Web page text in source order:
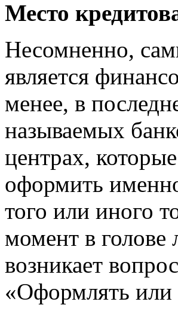
Место
Несомненно,
является
менее, в
называемых
центрах,
оформить
того или иного
момент в голове
возникает
«Оформлять или